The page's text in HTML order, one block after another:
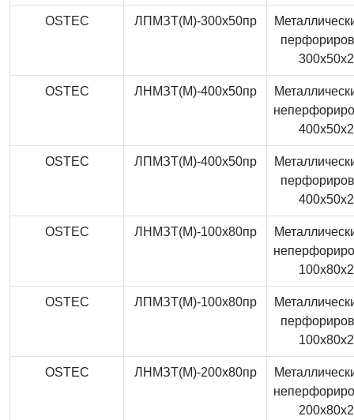
OSTEC ЛПМЗТ(М)-300x50пр
OSTEC ЛНМЗТ(М)-400x50пр
OSTEC ЛПМЗТ(М)-400x50пр
OSTEC ЛНМЗТ(М)-100x80пр
OSTEC ЛПМЗТ(М)-100x80пр
OSTEC ЛНМЗТ(М)-200x80пр